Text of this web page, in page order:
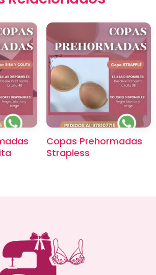
Copas Prehormadas
Strapless